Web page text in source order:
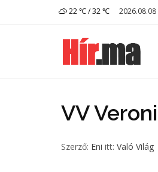
22 ℃ / 32 ℃ 2026.08.08
VV
Szerző: Eni itt: Való Világ